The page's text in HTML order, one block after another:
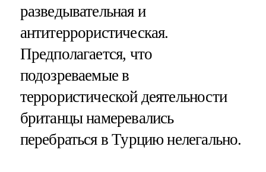
разведывательная и
антитеррористическая.
Предполагается, что
подозреваемые в
террористической деятельности
британцы намеревались
перебраться в Турцию нелегально.